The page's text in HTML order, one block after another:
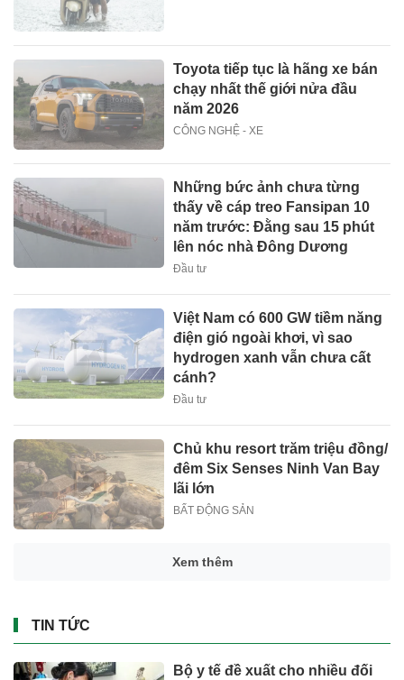
Toyota tiếp tục là hãng xe bán
chạy nhất thế giới nửa đầu
năm 2026
CÔNG NGHỆ - XE
Những bức ảnh chưa từng
thấy về cáp treo Fansipan 10
năm trước: Đằng sau 15 phút
lên nóc nhà Đông Dương
Đầu tư
Việt Nam có 600 GW tiềm năng
điện gió ngoài khơi, vì sao
hydrogen xanh vẫn chưa cất
cánh?
Đầu tư
Chủ khu resort trăm triệu đồng/
đêm Six Senses Ninh Van Bay
lãi lớn
BẤT ĐỘNG SẢN
Xem thêm
TIN TỨC
Bộ y tế đề xuất cho nhiều đối